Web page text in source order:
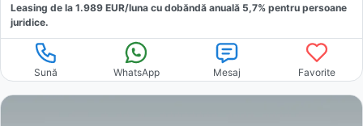
Leasing de la 1.989 EUR/luna cu dobăndă anuală 5,7% pentru persoane
juridice.
Sună WhatsApp Mesaj Favorite